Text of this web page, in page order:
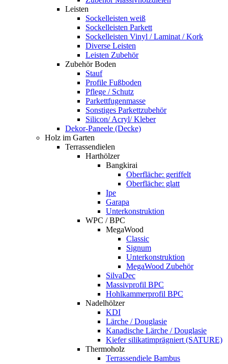
Leisten
Sockelleisten weiß
Sockelleisten Parkett
Sockelleisten Vinyl / Laminat / Kork
Diverse Leisten
Leisten Zubehör
Zubehör Boden
Stauf
Profile Fußboden
Pflege / Schutz
Parkettfugenmasse
Sonstiges Parkettzubehör
Silicon/ Acryl/ Kleber
Dekor-Paneele (Decke)
Holz im Garten
Terrassendielen
Harthölzer
Bangkirai
Oberfläche: geriffelt
Oberfläche: glatt
Ipe
Garapa
Unterkonstruktion
WPC / BPC
MegaWood
Classic
Signum
Unterkonstruktion
MegaWood Zubehör
SilvaDec
Massivprofil BPC
Hohlkammerprofil BPC
Nadelhölzer
KDI
Lärche / Douglasie
Kanadische Lärche / Douglasie
Kiefer silikatimprägniert (SATURE)
Thermoholz
Terrassendiele Bambus